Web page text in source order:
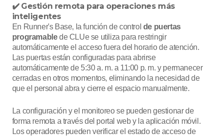
✔️ Gestión remota para operaciones más
inteligentes
En Runner's Base, la función de control de puertas
programablede CLUe se utiliza para restringir
automáticamente el acceso fuera del horario de atención.
Las puertas están configuradas para abrirse
automáticamente de 5:30 a. m. a 11:00 p. m. y permanecer
cerradas en otros momentos, eliminando la necesidad de
que el personal abra y cierre el espacio manualmente.
La configuración y el monitoreo se pueden gestionar de
forma remota a través del portal web y la aplicación móvil.
Los operadores pueden verificar el estado de acceso de